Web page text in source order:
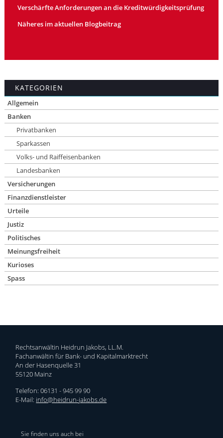
Verschärfte Anforderungen an die Kreditwürdigkeitsprüfung
Näheres im aktuellen Blogbeitrag
KATEGORIEN
Allgemein
Banken
Privatbanken
Sparkassen
Volks- und Raiffeisenbanken
Landesbanken
Versicherungen
Finanzdienstleister
Urteile
Justiz
Politisches
Meinungsfreiheit
Kurioses
Spass
Rechtsanwältin Heidrun Jakobs, LL.M.
Fachanwältin für Bank- und Kapitalmarktrecht
An der Hasenquelle 31
55120 Mainz
Telefon: 06131 - 945 99 90
E-Mail: info@heidrun-jakobs.de
Sie finden uns auch bei